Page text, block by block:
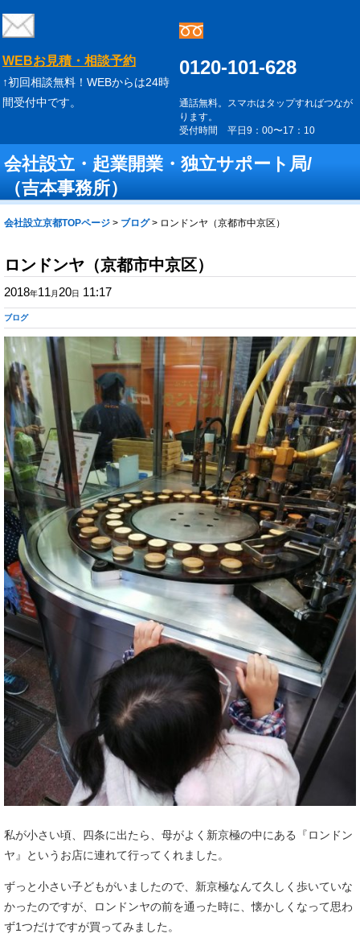
WEBお見積・相談予約
↑初回相談無料！WEBからは24時
間受付中です。
0120-101-628
通話無料。スマホはタップすればつなが
ります。
受付時間 平日9：00〜17：10
会社設立・起業開業・独立サポート局/
（吉本事務所）
会社設立京都TOPページ > ブログ > ロンドンヤ（京都市中京区）
ロンドンヤ（京都市中京区）
2018年11 月 20日 11:17
ブログ
私が小さい頃、四条に出たら、母がよく新京極の中にある『ロンドン
ヤ』というお店に連れて行ってくれました。
ずっと小さい子どもがいましたので、新京極なんて久しく歩いていな
かったのですが、ロンドンヤの前を通った時に、懐かしくなって思わ
ず1つだけですが買ってみました。